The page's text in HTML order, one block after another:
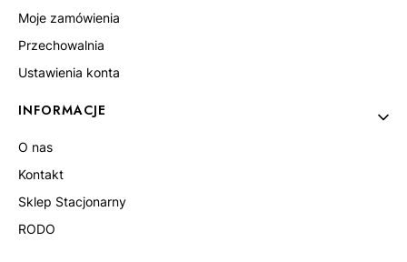
Moje zamówienia
Przechowalnia
Ustawienia konta
INFORMACJE
O nas
Kontakt
Sklep Stacjonarny
RODO